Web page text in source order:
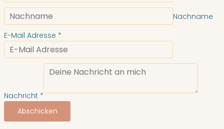
Nachname
E-Mail Adresse *
Nachricht *
Abschicken